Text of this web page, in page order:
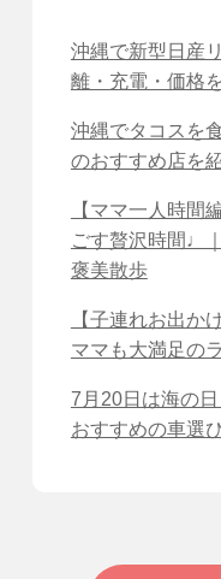
沖縄で新型日産
離・充電・価格
沖縄でタコスを
のおすすめ店を
【ママ一人時間
ごす贅沢時間♩
褒美散歩
【子連れお出か
ママも大満足の
7月20日は海の
おすすめの車選